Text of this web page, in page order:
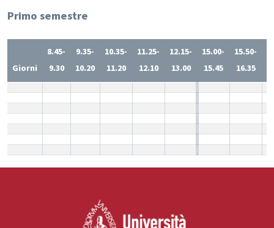
Primo semestre
Giorni
8.45-
9.30
9.35-
10.20
10.35-
11.20
11.25-
12.10
12.15-
13.00
15.00-
15.45
15.50-
16.35